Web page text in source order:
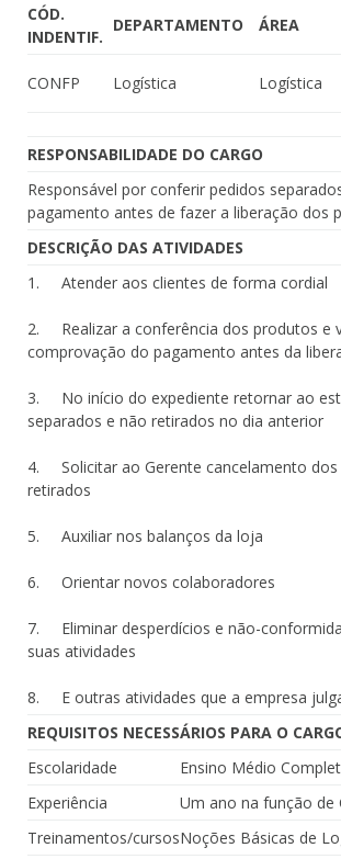
CÓD.
INDENTIF.
DEPARTAMENTO ÁREA
CONFP Logística Logística
RESPONSABILIDADE DO CARGO
Responsável por conferir pedidos
pagamento antes de fazer a liberação dos
DESCRIÇÃO DAS ATIVIDADES
1. Atender aos clientes de forma cordial
2. Realizar a conferência dos produtos e
comprovação do pagamento antes da
3. No início do expediente retornar ao
separados e não retirados no dia anterior
4. Solicitar ao Gerente cancelamento dos
retirados
5. Auxiliar nos balanços da loja
6. Orientar novos colaboradores
7. Eliminar desperdícios e não-
suas atividades
8. E outras atividades que a empresa
REQUISITOS NECESSÁRIOS PARA O
Escolaridade
Ensino Médio
Experiência
Um ano na função de
Treinamentos/cursosNoções Básicas de